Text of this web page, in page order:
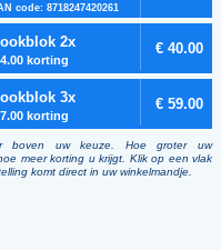
code: 8718247420261
2x
korting
€ 40.00
3x
korting
€ 59.00
boven uw keuze. Hoe groter uw
meer korting u krijgt. Klik op een vlak
komt direct in uw winkelmandje.